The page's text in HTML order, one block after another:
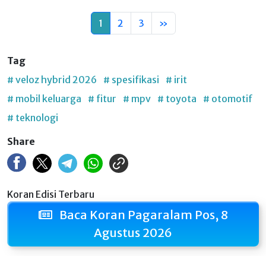
1 2 3 »
Tag
# veloz hybrid 2026
# spesifikasi
# irit
# mobil keluarga
# fitur # mpv # toyota
# otomotif
# teknologi
Share
Koran Edisi Terbaru
Baca Koran Pagaralam Pos, 8
Agustus 2026